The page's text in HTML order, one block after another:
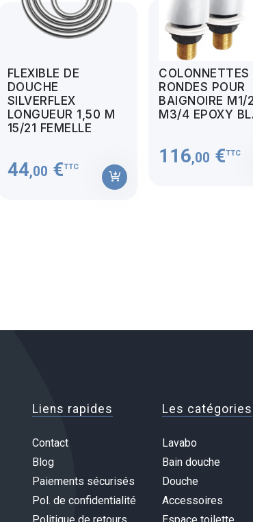
FLEXIBLE DE
DOUCHE
SILVERFLEX
LONGUEUR 1,50 M
15/21 FEMELLE
44,00 €TTC
COLONNETTES
RONDES POUR
BAIGNOIRE M1/2
M3/4 EPOXY
116,00 €TTC
Liens rapides
Contact
Blog
Paiements sécurisés
Pol. de confidentialité
Politique de retours
Les catégories
Lavabo
Bain douche
Douche
Accessoires
Espace toilette